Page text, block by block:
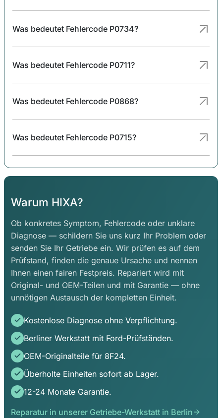
Was bedeutet Fehlercode P0734?
Was bedeutet Fehlercode P0711?
Was bedeutet Fehlercode P0868?
Was bedeutet Fehlercode P0715?
Warum HIXA?
Ob konkretes Symptom, Fehlercode oder unklare
Diagnose — schildern Sie uns kurz Ihr Problem oder
senden Sie Ihr Getriebe ein. Wir prüfen es auf dem
Prüfstand, finden die genaue Ursache und nennen
Ihnen einen fairen Festpreis. Repariert wird mit
Original- und OEM-Teilen und mit Garantie — ohne
unnötigen Austausch der kompletten Einheit.
Kostenlose Diagnose ohne Verpflichtung.
Berliner Werkstatt mit Ford-Prüfständen.
OEM-Originalteile für 8F24.
Überholte Einheiten sofort ab Lager.
12-24 Monate Garantie.
Reparatur in unserer Getriebe-Werkstatt in Berlin